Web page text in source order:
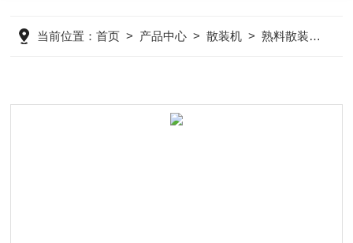
当前位置：首页 > 产品中心 >散装机 >熟料散装机